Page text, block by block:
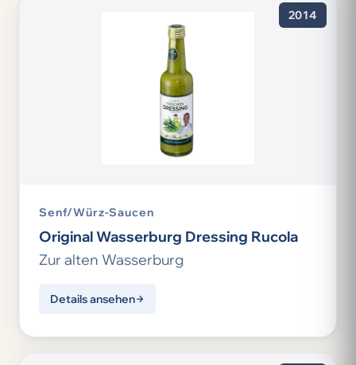
2014
Senf/Würz-Saucen
Original Wasserburg Dressing Rucola
Zur alten Wasserburg
Details ansehen